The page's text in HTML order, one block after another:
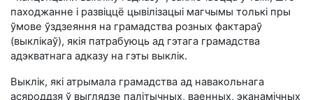
паходжанне і развіццё цывілізацыі магчымы толькі пры
ўмове ўздзеяння на грамадства розных фактараў
(выклікаў), якія патрабуюць ад гэтага грамадства
адэкватнага адказу на гэты выклік.
Выклік, які атрымала грамадства ад навакольнага
асяроддзя ў выглядзе палітычных, ваенных, эканамічных